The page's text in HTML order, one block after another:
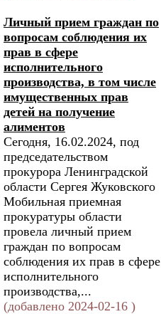
Личный прием граждан по
вопросам соблюдения их
прав в сфере
исполнительного
производства, в том числе
имущественных прав
детей на получение
алиментов
Сегодня, 16.02.2024, под
председательством
прокурора Ленинградской
области Сергея Жуковского
Мобильная приемная
прокуратуры области
провела личный прием
граждан по вопросам
соблюдения их прав в сфере
исполнительного
производства,...
(добавлено 2024-02-16 )